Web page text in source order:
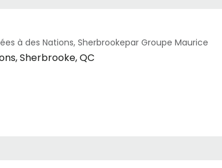
à des Nations, Sherbrookepar Groupe Maurice
Sherbrooke, QC